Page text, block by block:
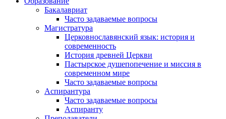
Бакалавриат
Часто задаваемые вопросы
Магистратура
Церковнославянский язык: история и
современность
История древней Церкви
Пастырское душепопечение и миссия в
современном мире
Часто задаваемые вопросы
Аспирантура
Часто задаваемые вопросы
Аспиранту